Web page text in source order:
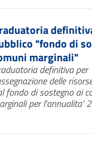
"fondo di
marginali"
definitiva per
delle
fondo di sostegno ai
per l’annualita’